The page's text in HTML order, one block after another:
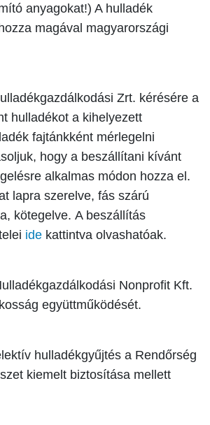
anyagokat!) A hulladék
magával magyarországi
Zrt. kérésére a
hulladékot a kihelyezett
fajtánkként mérlegelni
hogy a beszállítani kívánt
alkalmas módon hozza el.
lapra szerelve, fás szárú
kötegelve. A beszállítás
ide kattintva olvashatóak.
Nonprofit Kft.
együttműködését.
hulladékgyűjtés a Rendőrség
kiemelt biztosítása mellett